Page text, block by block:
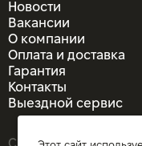
Новости
Вакансии
О компании
Оплата и доставка
Гарантия
Контакты
Выездной сервис
Связаться